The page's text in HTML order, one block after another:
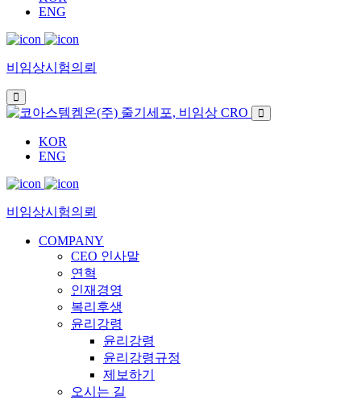
ENG
비임상시험의뢰
KOR
ENG
비임상시험의뢰
COMPANY
CEO 인사말
연혁
인재경영
복리후생
윤리강령
윤리강령
윤리강령규정
제보하기
오시는 길